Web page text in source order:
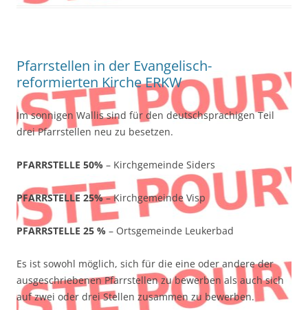
Pfarrstellen in der Evangelisch-
reformierten Kirche ERKW
Im sonnigen Wallis sind für den deutschsprachigen Teil
drei Pfarrstellen neu zu besetzen.
PFARRSTELLE 50% – Kirchgemeinde Siders
PFARRSTELLE 25%– Kirchgemeinde Visp
PFARRSTELLE 25 % – Ortsgemeinde Leukerbad
Es ist sowohl möglich, sich für die eine oder andere der
ausgeschriebenen Pfarrstellen zu bewerben als auch sich
auf zwei oder drei Stellen zusammen zu bewerben.